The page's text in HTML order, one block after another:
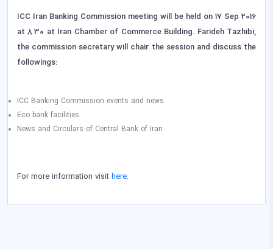
ICC Iran Banking Commission meeting will be held on 17 Sep 2016
at 8.30 at Iran Chamber of Commerce Building. Farideh Tazhibi,
the commission secretary will chair the session and discuss the
followings:
ICC Banking Commission events and news
Eco bank facilities
News and Circulars of Central Bank of Iran
For more information visit here.